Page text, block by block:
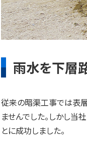
雨水を下層
従来の暗渠工事では表
ませんでした。しかし当
とに成功しました。